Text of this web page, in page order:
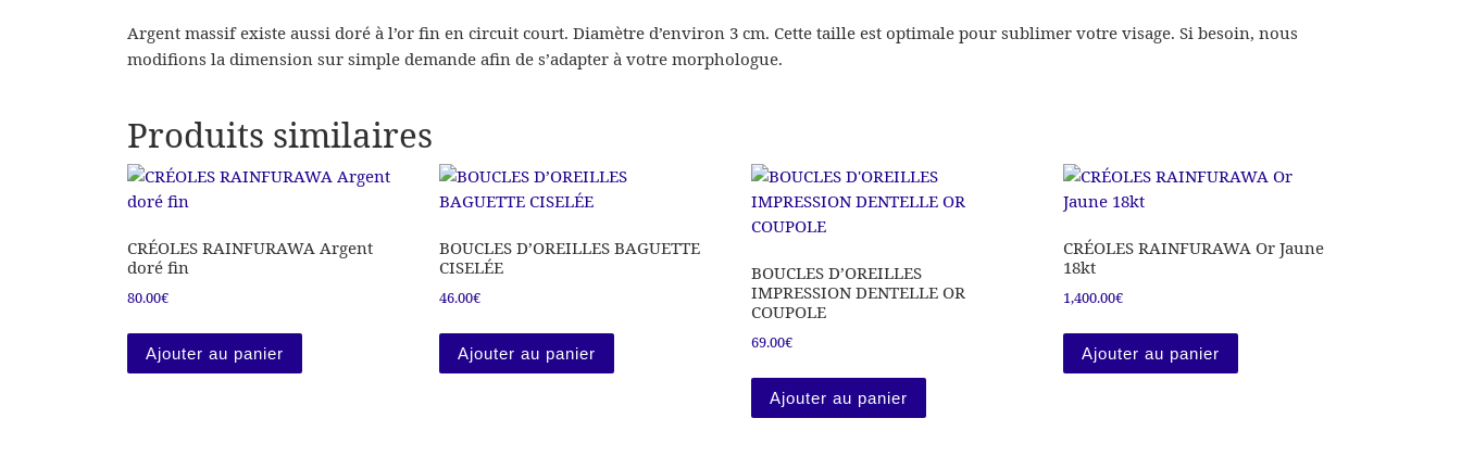
Argent massif existe aussi doré à l’or fin en circuit court. Diamètre d’environ 3 cm. Cette taille est optimale pour sublimer votre visage. Si besoin, nous
modifions la dimension sur simple demande afin de s’adapter à votre morphologue.
Produits similaires
CRÉOLES RAINFURAWA Argent
doré fin
80.00€
Ajouter au panier
BOUCLES D’OREILLES BAGUETTE
CISELÉE
46.00€
Ajouter au panier
BOUCLES D’OREILLES
IMPRESSION DENTELLE OR
COUPOLE
69.00€
Ajouter au panier
CRÉOLES RAINFURAWA Or Jaune
18kt
1,400.00€
Ajouter au panier